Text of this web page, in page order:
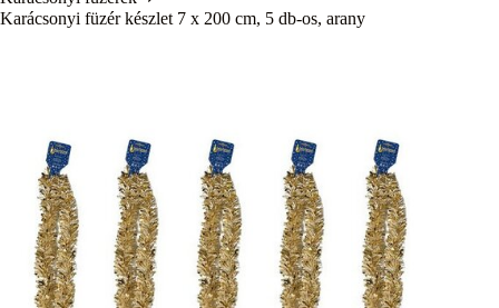
Karácsonyi füzér készlet 7 x 200 cm, 5 db-os, arany